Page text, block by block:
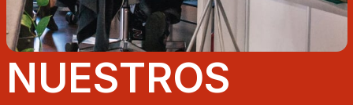
NUESTROS